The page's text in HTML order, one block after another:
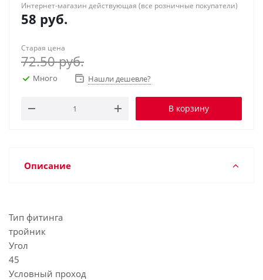
Интернет-магазин действующая (все розничные покупатели)
58 руб.
Старая цена
72.50руб.
Много Нашли дешевле?
В корзину
Описание
Тип фитинга
тройник
Угол
45
Условный проход